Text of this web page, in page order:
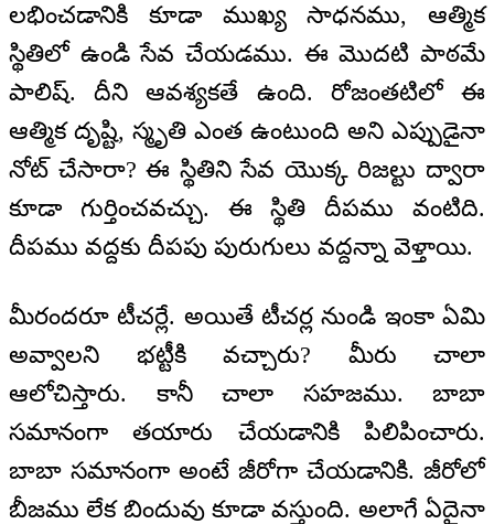
లభించడానికి కూడా ముఖ్య సాధనము, ఆత్మిక
స్థితిలో ఉండి సేవ చేయడము. ఈ మొదటి పాఠమే
పాలిష్. దీని ఆవశ్యకతే ఉంది. రోజంతటిలో ఈ
ఆత్మిక దృష్టి, స్మృతి ఎంత ఉంటుంది అని ఎప్పుడైనా
నోట్ చేసారా? ఈ స్థితిని సేవ యొక్క రిజల్టు ద్వారా
కూడా గుర్తించవచ్చు. ఈ స్థితి దీపము వంటిది.
దీపము వద్దకు దీపపు పురుగులు వద్దన్నా వెళ్తాయి.
మీరందరూ టీచర్లే. అయితే టీచర్ల నుండి ఇంకా ఏమి
అవ్వాలని భట్టీకి వచ్చారు? మీరు చాలా
ఆలోచిస్తారు. కానీ చాలా సహజము. బాబా
సమానంగా తయారు చేయడానికి పిలిపించారు.
బాబా సమానంగా అంటే జీరోగా చేయడానికి. జీరోలో
బీజము లేక బిందువు కూడా వస్తుంది. అలాగే ఏదైనా